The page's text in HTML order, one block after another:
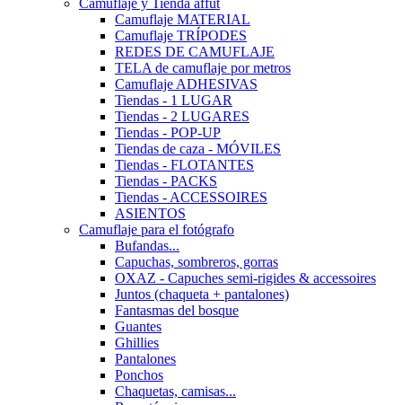
Camuflaje y Tienda affut
Camuflaje MATERIAL
Camuflaje TRÍPODES
REDES DE CAMUFLAJE
TELA de camuflaje por metros
Camuflaje ADHESIVAS
Tiendas - 1 LUGAR
Tiendas - 2 LUGARES
Tiendas - POP-UP
Tiendas de caza - MÓVILES
Tiendas - FLOTANTES
Tiendas - PACKS
Tiendas - ACCESSOIRES
ASIENTOS
Camuflaje para el fotógrafo
Bufandas...
Capuchas, sombreros, gorras
OXAZ - Capuches semi-rigides & accessoires
Juntos (chaqueta + pantalones)
Fantasmas del bosque
Guantes
Ghillies
Pantalones
Ponchos
Chaquetas, camisas...